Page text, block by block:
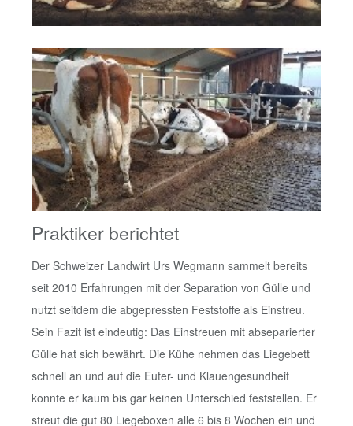
Praktiker berichtet
Der Schweizer Landwirt Urs Wegmann sammelt bereits
seit 2010 Erfahrungen mit der Separation von Gülle und
nutzt seitdem die abgepressten Feststoffe als Einstreu.
Sein Fazit ist eindeutig: Das Einstreuen mit abseparierter
Gülle hat sich bewährt. Die Kühe nehmen das Liegebett
schnell an und auf die Euter- und Klauengesundheit
konnte er kaum bis gar keinen Unterschied feststellen. Er
streut die gut 80 Liegeboxen alle 6 bis 8 Wochen ein und